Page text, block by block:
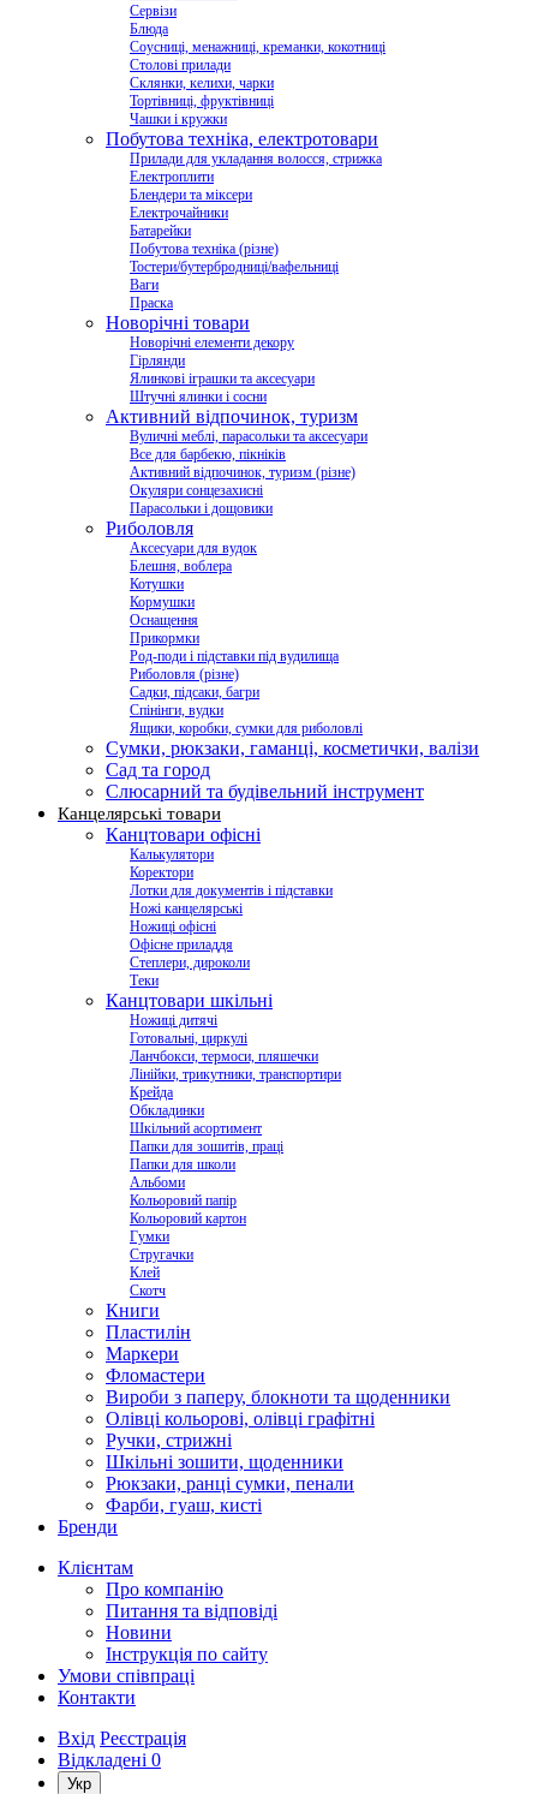
Сервізи
Блюда
Соусниці, менажниці, креманки, кокотниці
Столові прилади
Склянки, келихи, чарки
Тортівниці, фруктівниці
Чашки і кружки
Побутова техніка, електротовари
Прилади для укладання волосся, стрижка
Електроплити
Блендери та міксери
Електрочайники
Батарейки
Побутова техніка (різне)
Тостери/бутербродниці/вафельниці
Ваги
Праска
Новорічні товари
Новорічні елементи декору
Гірлянди
Ялинкові іграшки та аксесуари
Штучні ялинки і сосни
Активний відпочинок, туризм
Вуличні меблі, парасольки та аксесуари
Все для барбекю, пікніків
Активний відпочинок, туризм (різне)
Окуляри сонцезахисні
Парасольки і дощовики
Риболовля
Аксесуари для вудок
Блешня, воблера
Котушки
Кормушки
Оснащення
Прикормки
Род-поди і підставки під вудилища
Риболовля (різне)
Садки, підсаки, багри
Спінінги, вудки
Ящики, коробки, сумки для риболовлі
Сумки, рюкзаки, гаманці, косметички, валізи
Сад та город
Слюсарний та будівельний інструмент
Канцелярські товари
Канцтовари офісні
Калькулятори
Коректори
Лотки для документів і підставки
Ножі канцелярські
Ножиці офісні
Офісне приладдя
Степлери, дироколи
Теки
Канцтовари шкільні
Ножиці дитячі
Готовальні, циркулі
Ланчбокси, термоси, пляшечки
Лінійки, трикутники, транспортири
Крейда
Обкладинки
Шкільний асортимент
Папки для зошитів, праці
Папки для школи
Альбоми
Кольоровий папір
Кольоровий картон
Гумки
Стругачки
Клей
Скотч
Книги
Пластилін
Маркери
Фломастери
Вироби з паперу, блокноти та щоденники
Олівці кольорові, олівці графітні
Ручки, стрижні
Шкільні зошити, щоденники
Рюкзаки, ранці сумки, пенали
Фарби, гуаш, кисті
Бренди
Клієнтам
Про компанію
Питання та відповіді
Новини
Інструкція по сайту
Умови співпраці
Контакти
Вхід Реєстрація
Відкладені 0
Укр